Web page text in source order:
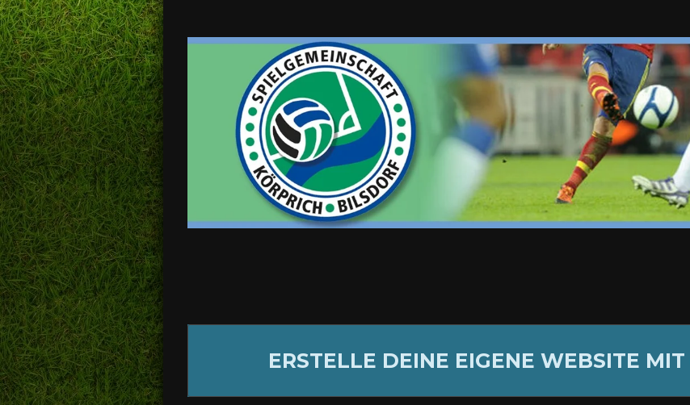
ERSTELLE DEINE EIGENE WEBSITE MIT